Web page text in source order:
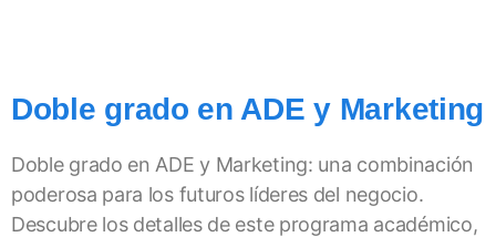
Doble grado en ADE y Marketing
Doble grado en ADE y Marketing: una combinación
poderosa para los futuros líderes del negocio.
Descubre los detalles de este programa académico,